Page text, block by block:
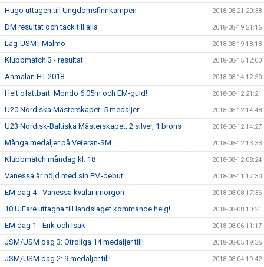
Hugo uttagen till Ungdomsfinnkampen 2018-08-21 20:38
DM resultat och tack till alla 2018-08-19 21:16
Lag-USM i Malmö 2018-08-19 18:18
Klubbmatch 3 - resultat 2018-08-15 12:00
Anmälan HT 2018 2018-08-14 12:50
Helt ofattbart: Mondo 6.05m och EM-guld! 2018-08-12 21:21
U20 Nordiska Mästerskapet: 5 medaljer! 2018-08-12 14:48
U23 Nordisk-Baltiska Mästerskapet: 2 silver, 1 brons 2018-08-12 14:27
Många medaljer på Veteran-SM 2018-08-12 13:33
Klubbmatch måndag kl. 18 2018-08-12 08:24
Vanessa är nöjd med sin EM-debut 2018-08-11 17:30
EM dag 4 - Vanessa kvalar imorgon 2018-08-08 17:36
10 UIFare uttagna till landslaget kommande helg! 2018-08-08 10:21
EM dag 1 - Erik och Isak 2018-08-06 11:17
JSM/USM dag 3: Otroliga 14 medaljer till! 2018-08-05 19:35
JSM/USM dag 2: 9 medaljer till! 2018-08-04 19:42